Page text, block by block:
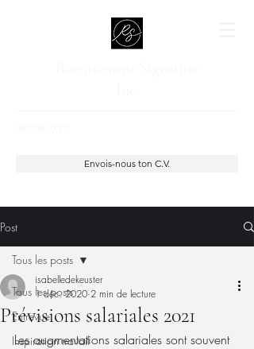
Envois-nous ton C.V.
Post
Tous les posts
Entrevue
Inspiration travail
Tous les posts
Prévisions salariales 2021
isabelledekeuster
1 déc. 2020 2 min de lecture
Les augmentations salariales sont souvent